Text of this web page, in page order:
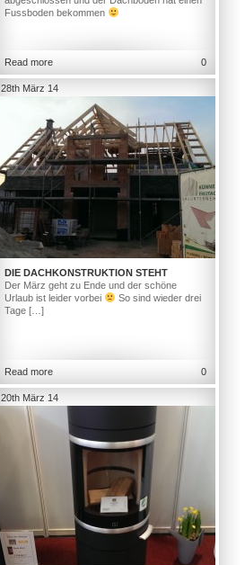
Fussboden bekommen
Read more 0
28th März 14
DIE DACHKONSTRUKTION STEHT
Der März geht zu Ende und der schöne
Urlaub ist leider vorbei
So sind wieder drei
Tage […]
Read more 0
20th März 14